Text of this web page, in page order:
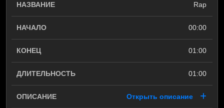
Rap
00:00
01:00
01:00
Открыть описание